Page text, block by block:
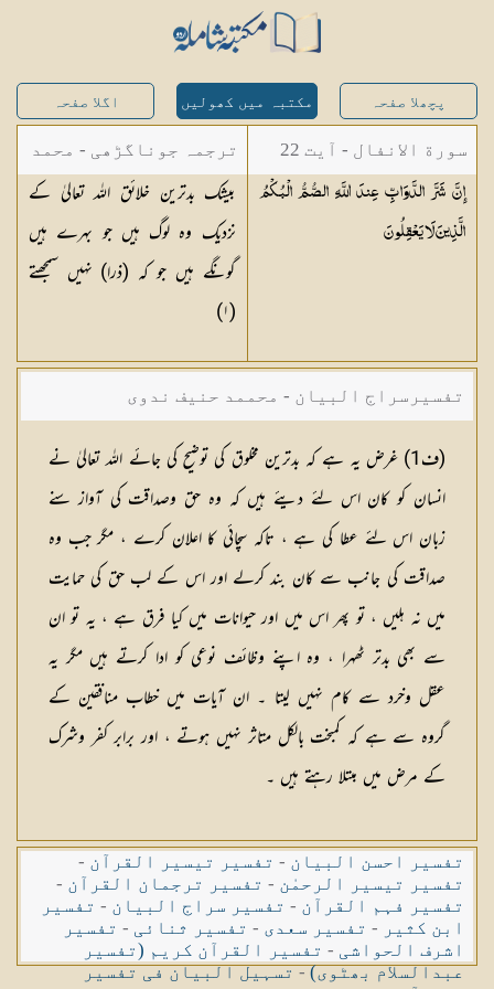
پچھلا صفحہ مکتبہ میں کھولیں اگلا صفحہ
سورة الانفال - آیت 22
إِنَّ شَرَّ الدَّوَابِّ عِندَ اللَّهِ الصُّمُّ الْبُكْمُ
الَّذِينَ لَايَعْقِلُونَ
ترجمہ جوناگڑھی - محمد
جونا گڑھی
بیشک بدترین خلائق اللہ تعالیٰ کے
نزدیک وہ لوگ ہیں جو بہرے ہیں
گونگے ہیں جو کہ (ذرا) نہیں سمجھتے
(١)
تفسیرسراج البیان - محممد حنیف ندوی
(ف1 ) غرض یہ ہے کہ بدترین مخلوق کی توضیح کی جائے اللہ تعالیٰ نے
انسان کو کان اس لئے دیئے ہیں کہ وہ حق وصداقت کی آواز سنے
زبان اس لئے عطا کی ہے ، تاکہ سچائی کا اعلان کرے ، مگر جب وہ
صداقت کی جانب سے کان بند کرلے اور اس کے لب حق کی حمایت
میں نہ ہلیں ، تو پھر اس میں اور حیوانات میں کیا فرق ہے ، یہ تو ان
سے بھی بدتر ٹھہرا ، وہ اپنے وظائف نوعی کو ادا کرتے ہیں مگر یہ
عقل وخرد سے کام نہیں لیتا ۔ ان آیات میں خطاب منافقین کے
گروہ سے ہے کہ کمبخت بالکل متاثر نہیں ہوتے ، اور برابر کفر وشرک
کے مرض میں مبتلا رہتے ہیں ۔
تفسیر احسن البیان - تفسیر تیسیر القرآن -
تفسیر تیسیر الرحمٰن - تفسیر ترجمان القرآن -
تفسیر فہم القرآن - تفسیر سراج البیان - تفسیر
ابن کثیر - تفسیر سعدی - تفسیر ثنائی - تفسیر
اشرف الحواشی - تفسیر القرآن کریم (تفسیر
عبدالسلام بھٹوی)-تسہیل البیان فی تفسیر